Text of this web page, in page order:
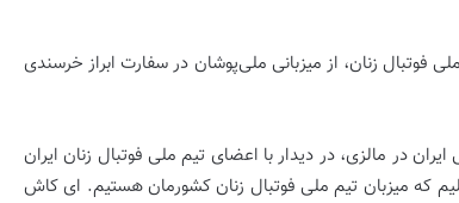
فوتبال زنان، از میزبانی ملی‌پوشان در سفارت ابراز خرسندی
در مالزی، در دیدار با اعضای تیم ملی فوتبال زنان ایران
که میزبان تیم ملی فوتبال زنان کشورمان هستیم. ای کاش